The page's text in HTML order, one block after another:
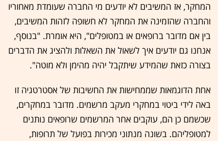
המחקר, אז המשיבים לא יודעים מי החברה שעומדת מאחוריו
והחברה שהזמינה את המחקר לא חשופה לזהות המשיבים,
בין אם מדובר ברופאים או במטופלים", היא אומרת. "בנוסף,
אנחנו גם יודעים איך לשאול את השאלות ולהציג את הדברים
בצורה כזאת שהמידע שיתקבל יהיה מהימן ולא מוטה".
אחת הדוגמאות שממחישות את החשיבות של אסטרטגיה זו
באה לידי ביטוי במחקרי מעקב מרשמים. מדובר במחקרים,
שכשמם כן הם, עוקבים אחר המרשמים שרופאים נותנים
למטופליהם. בשונה מנתוני מכירות בפועל של תרופות,